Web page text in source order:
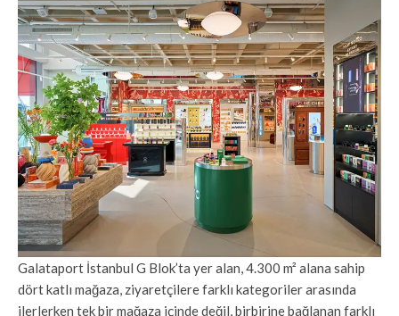
Galataport İstanbul G Blok’ta yer alan, 4.300 m² alana sahip
dört katlı mağaza, ziyaretçilere farklı kategoriler arasında
ilerlerken tek bir mağaza içinde değil, birbirine bağlanan farklı